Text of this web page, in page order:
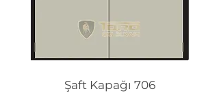
Şaft Kapağı 706